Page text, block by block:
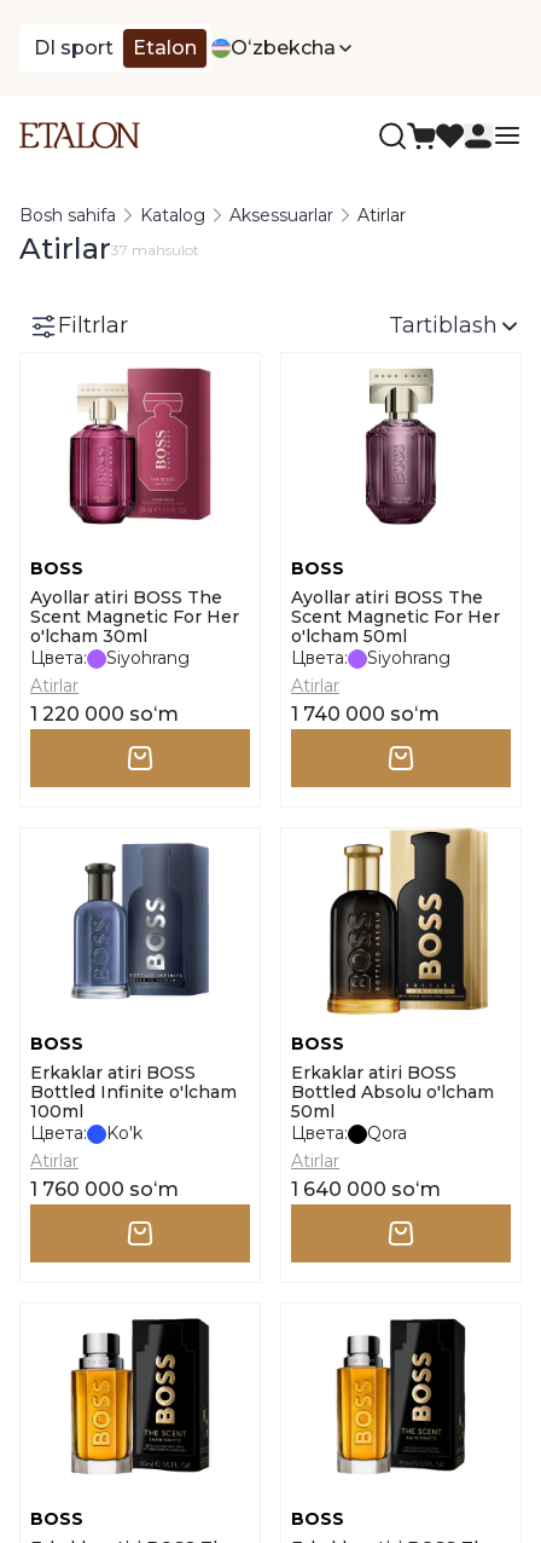
DI sport Etalon Oʻzbekcha
Bosh sahifa Katalog Aksessuarlar Atirlar
Atirlar37 mahsulot
Filtrlar Tartiblash
BOSS
Ayollar atiri BOSS The
Scent Magnetic For Her
o'lcham 30ml
Цвета:
Siyohrang
Atirlar
1 220 000 soʻm
BOSS
Ayollar atiri BOSS The
Scent Magnetic For Her
o'lcham 50ml
Цвета:
Siyohrang
Atirlar
1 740 000 soʻm
BOSS
Erkaklar atiri BOSS
Bottled Infinite o'lcham
100ml
Цвета:
Ko'k
Atirlar
1 760 000 soʻm
BOSS
Erkaklar atiri BOSS
Bottled Absolu o'lcham
50ml
Цвета:
Qora
Atirlar
1 640 000 soʻm
BOSS
BOSS